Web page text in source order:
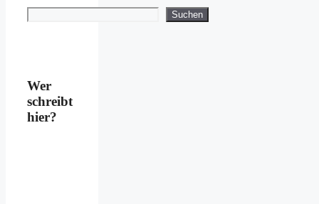
Suchen Suchen
Wer
schreibt
hier?